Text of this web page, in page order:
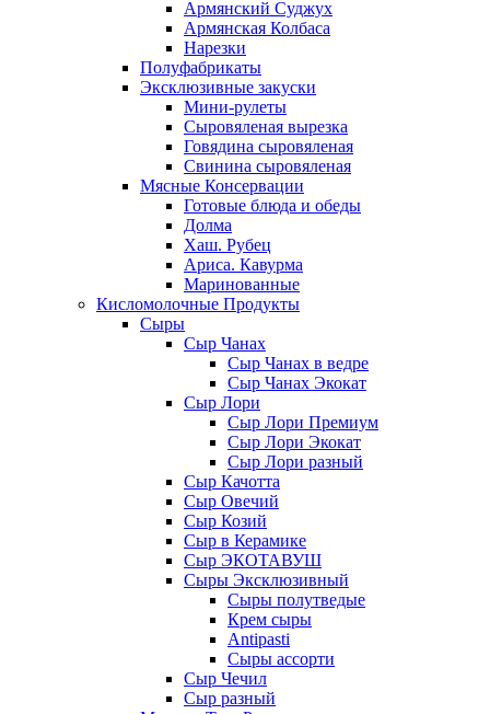
Армянский Суджух
Армянская Колбаса
Нарезки
Полуфабрикаты
Эксклюзивные закуски
Мини-рулеты
Сыровяленая вырезка
Говядина сыровяленая
Свинина сыровяленая
Мясные Консервации
Готовые блюда и обеды
Долма
Хаш. Рубец
Ариса. Кавурма
Маринованные
Кисломолочные Продукты
Сыры
Сыр Чанах
Сыр Чанах в ведре
Сыр Чанах Экокат
Сыр Лори
Сыр Лори Премиум
Сыр Лори Экокат
Сыр Лори разный
Сыр Качотта
Сыр Овечий
Сыр Козий
Сыр в Керамике
Сыр ЭКОТАВУШ
Сыры Эксклюзивный
Сыры полутведые
Крем сыры
Antipasti
Сыры ассорти
Сыр Чечил
Сыр разный